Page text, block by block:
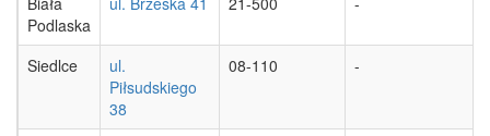
Podlaska
Siedlce
ul.
Piłsudskiego
38
08-110 -